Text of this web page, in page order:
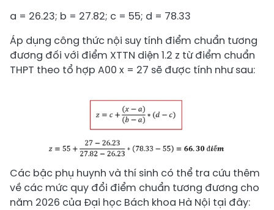
a = 26.23; b = 27.82; c = 55; d = 78.33
Áp dụng công thức nội suy tính điểm chuẩn tương
đương đối với điểm XTTN diện 1.2 z từ điểm chuẩn
THPT theo tổ hợp A00 x = 27 sẽ được tính như sau:
Các bậc phụ huynh và thí sinh có thể tra cứu thêm
về các mức quy đổi điểm chuẩn tương đương cho
năm 2026 của Đại học Bách khoa Hà Nội tại đây: